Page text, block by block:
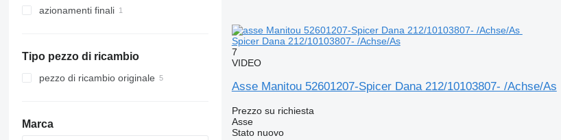
azionamenti finali
Tipo pezzo di ricambio
pezzo di ricambio originale
Marca
Spicer Dana 212/10103807- /Achse/As
7
VIDEO
Asse Manitou 52601207-Spicer Dana 212/10103807- /Achse/As
Prezzo su richiesta
Asse
Statonuovo